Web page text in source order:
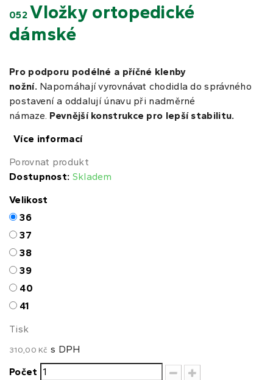
052 Vložky ortopedické
dámské
Pro podporu podélné a příčné klenby
nožní. Napomáhají vyrovnávat chodidla do správného
postavenía oddalují únavu při nadměrné
námaze. Pevnější konstrukce pro lepší stabilitu.
Více informací
Porovnat produkt
Dostupnost: Skladem
Velikost
36
37
38
39
40
41
Tisk
310,00 Kč s DPH
Počet